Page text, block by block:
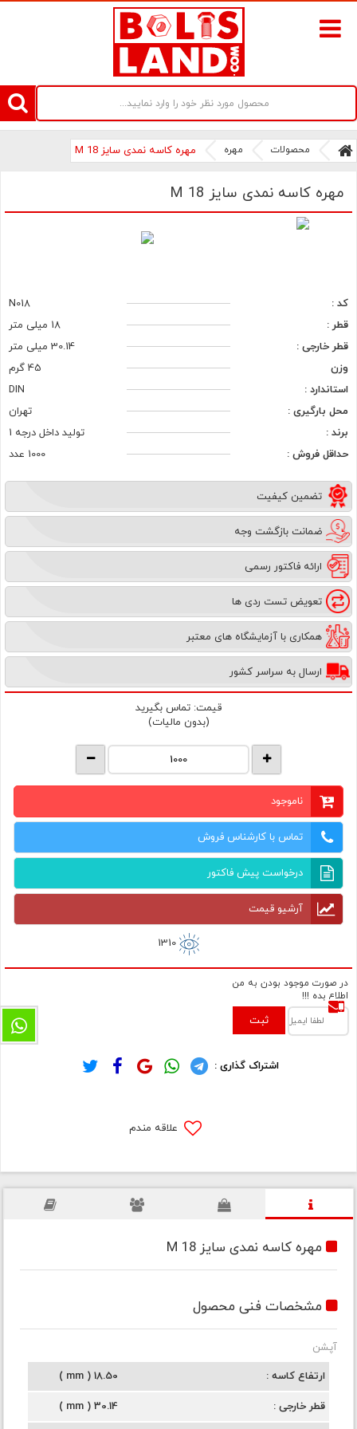
سامانه آنلاین فروش پیچ و مهره های صنعتی بولتز لند | سرزمین پیچ
محصولات مهره مهره کاسه نمدی سایز M 18
مهره کاسه نمدی سایز M 18
کد :
N018
قطر :
18 میلی متر
قطر خارجی :
30.14 میلی متر
وزن
45 گرم
استاندارد :
DIN
محل بارگیری :
تهران
برند :
تولید داخل درجه 1
حداقل فروش :
1000 عدد
تضمین کیفیت
ضمانت بازگشت وجه
ارائه فاکتور رسمی
تعویض تست ردی ها
همکاری با آزمایشگاه های معتبر
ارسال به سراسر کشور
قیمت: تماس بگیرید
(بدون مالیات)
ناموجود
تماس با کارشناس فروش
درخواست پیش فاکتور
آرشیو قیمت
1310
در صورت موجود بودن به من
اطلاع بده !!!
ثبت
اشتراک گذاری :
علاقه مندم
مهره کاسه نمدی سایز M 18
مشخصات فنی محصول
آپشن
ارتفاع کاسه
18.50 ( mm )
قطر خارجی 30.14 ( mm )